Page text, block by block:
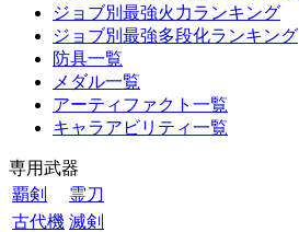
ジョブ別最強火力ランキング
ジョブ別最強多段化ランキング
防具一覧
メダル一覧
アーティファクト一覧
キャラアビリティ一覧
専用武器
覇剣
霊刀
古代機 滅剣